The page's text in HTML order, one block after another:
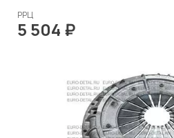
РРЦ
5 504 ₽